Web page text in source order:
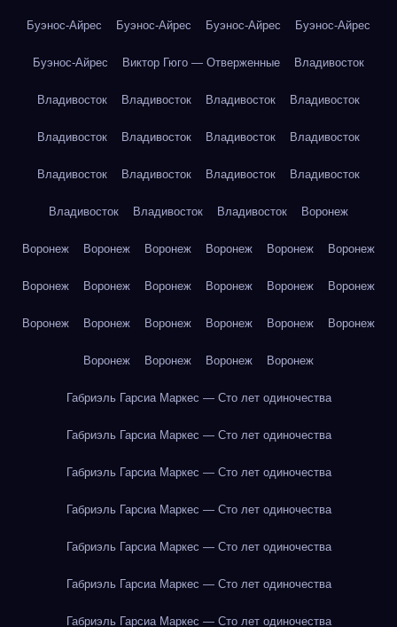
Буэнос-Айрес Буэнос-Айрес Буэнос-Айрес Буэнос-Айрес
Буэнос-Айрес Виктор Гюго — Отверженные Владивосток
Владивосток Владивосток Владивосток Владивосток
Владивосток Владивосток Владивосток Владивосток
Владивосток Владивосток Владивосток Владивосток
Владивосток Владивосток Владивосток Воронеж
Воронеж Воронеж Воронеж Воронеж Воронеж Воронеж
Воронеж Воронеж Воронеж Воронеж Воронеж Воронеж
Воронеж Воронеж Воронеж Воронеж Воронеж Воронеж
Воронеж Воронеж Воронеж Воронеж
Габриэль Гарсиа Маркес — Сто лет одиночества
Габриэль Гарсиа Маркес — Сто лет одиночества
Габриэль Гарсиа Маркес — Сто лет одиночества
Габриэль Гарсиа Маркес — Сто лет одиночества
Габриэль Гарсиа Маркес — Сто лет одиночества
Габриэль Гарсиа Маркес — Сто лет одиночества
Габриэль Гарсиа Маркес — Сто лет одиночества